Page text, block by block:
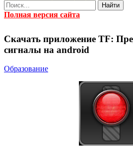
Найти
Полная версия сайта
Скачать приложение TF:
сигналы на android
Образование